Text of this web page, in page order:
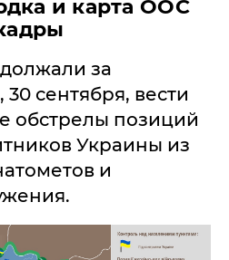
и карта ООС
за
сентября, вести
обстрелы позиций
Украины из
и